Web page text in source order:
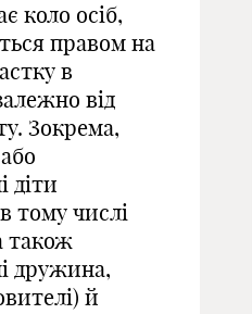
коло осіб,
правом на
в
від
Зокрема,
діти
тому числі
також
дружина,
й